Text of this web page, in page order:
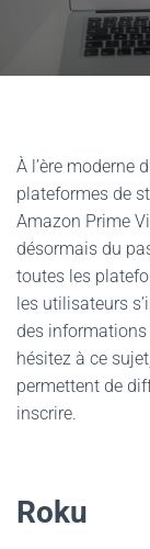
À l’ère moderne
plateformes de
Amazon Prime
désormais du
toutes les
les utilisateurs
des
hésitez à ce
permettent de
inscrire.
Roku